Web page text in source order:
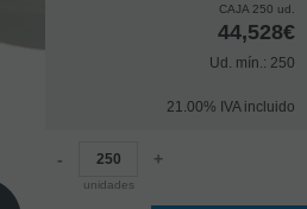
CAJA 250 ud.
44,528€
Ud. mín.: 250
21.00% IVA incluido
-
unidades
+